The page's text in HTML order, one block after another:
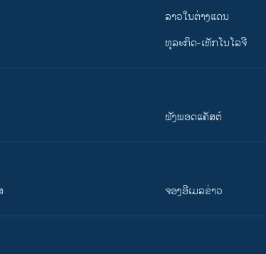
ລາວໃນຕ່າງແດນ
ທຸລະກິດ-ເທັກໂນໂລຈີ
ຟັງພອດແຄັສຕ໌
ຈອງອີເມລຂ່າວ